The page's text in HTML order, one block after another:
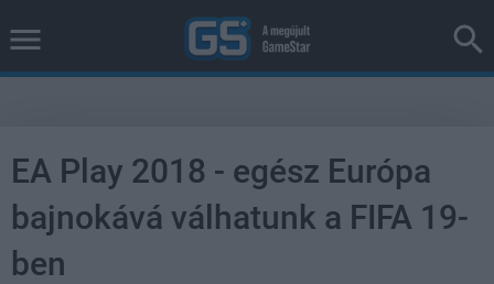
EA Play 2018 - egész Európa
bajnokává válhatunk a FIFA 19-
ben